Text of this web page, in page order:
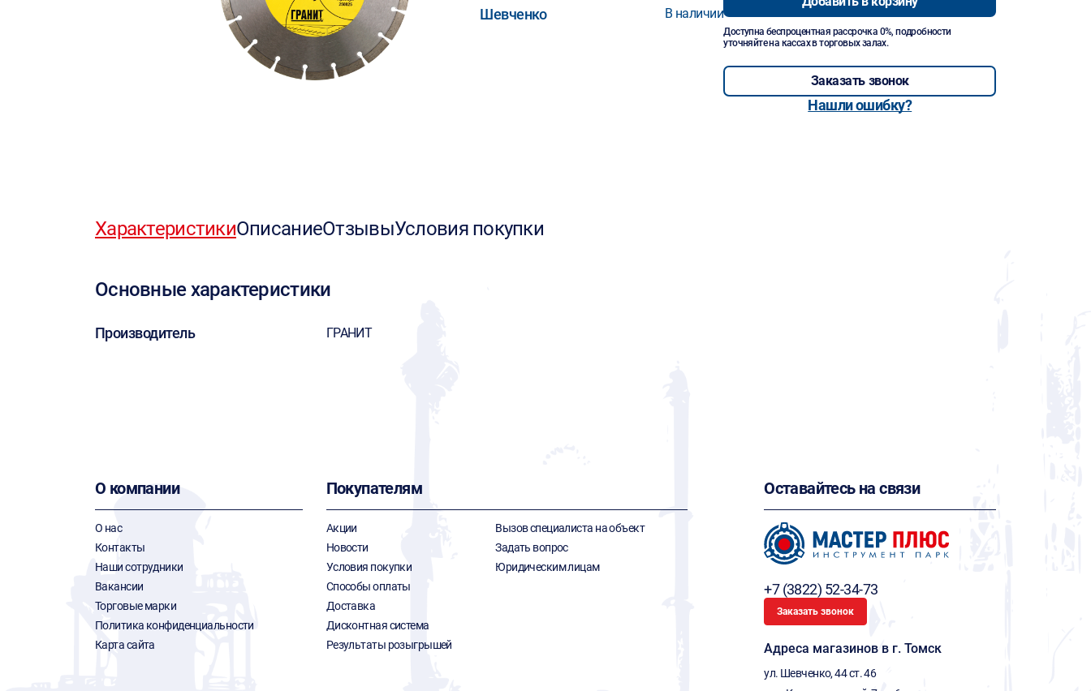
Шевченко В наличии
Доступна беспроцентная рассрочка 0%, подробности
уточняйте на кассах в торговых залах.
Заказать звонок
Нашли ошибку?
ХарактеристикиОписаниеОтзывыУсловия покупки
Основные характеристики
Производитель ГРАНИТ
О компании
О нас
Контакты
Наши сотрудники
Вакансии
Торговые марки
Политика конфиденциальности
Карта сайта
Покупателям
Акции
Новости
Условия покупки
Способы оплаты
Доставка
Дисконтная система
Результаты розыгрышей
Вызов специалиста на объект
Задать вопрос
Юридическим лицам
Оставайтесь на связи
+7 (3822) 52-34-73
Заказать звонок
Адреса магазинов в г. Томск
ул. Шевченко, 44 ст. 46